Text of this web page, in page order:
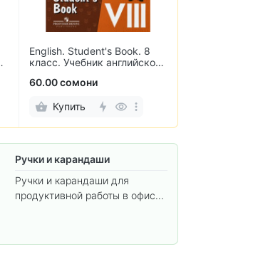
English. Student's Book. 8
класс. Учебник английского
60.00 сомони
Купить
Ручки и карандаши
Ручки и карандаши для
продуктивной работы в офисе